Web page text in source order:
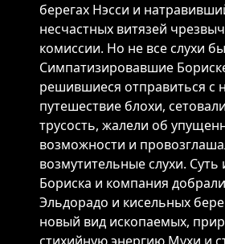
берегах Нэсси и
несчастных витязей
комиссии. Но не все слухи
Симпатизировавшие
решившиеся отправиться с
путешествие блохи,
трусость, жалели об
возможности и
возмутительные слухи. Суть
Бориска и компания
Эльдорадо и кисельных
новый вид ископаемых,